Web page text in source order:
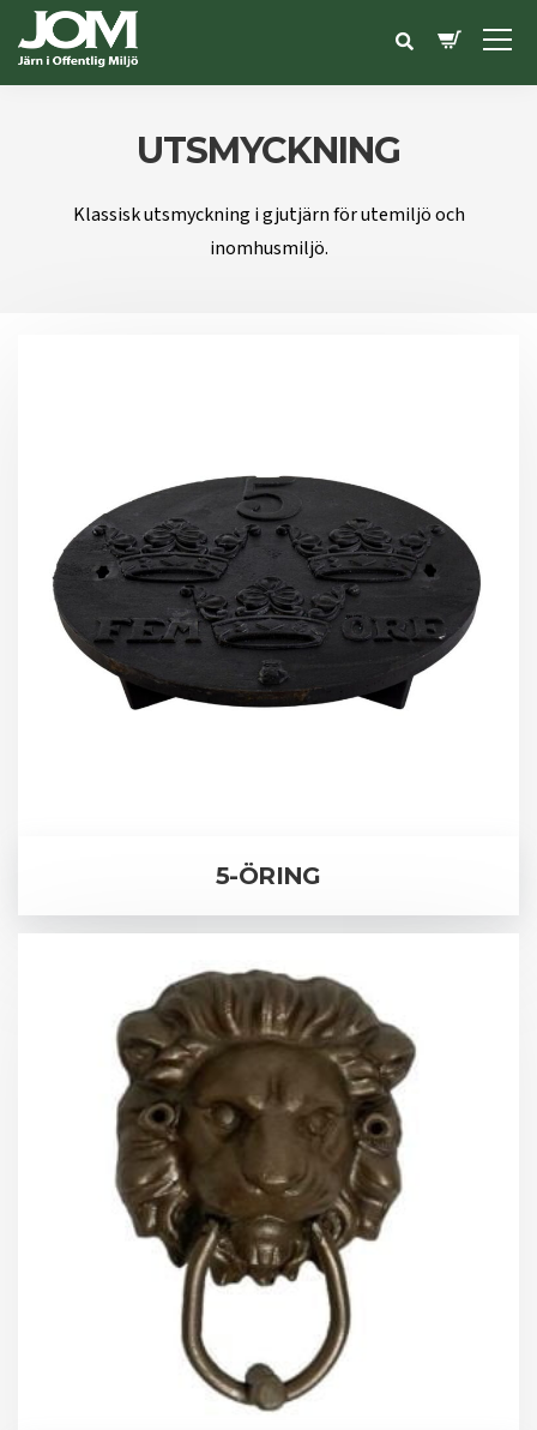
UTSMYCKNING
Klassisk utsmyckning i gjutjärn för utemiljö och
inomhusmiljö.
5-ÖRING